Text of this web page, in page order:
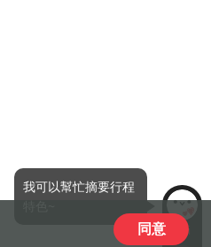
LiLi
我可以幫忙摘要行程
同意